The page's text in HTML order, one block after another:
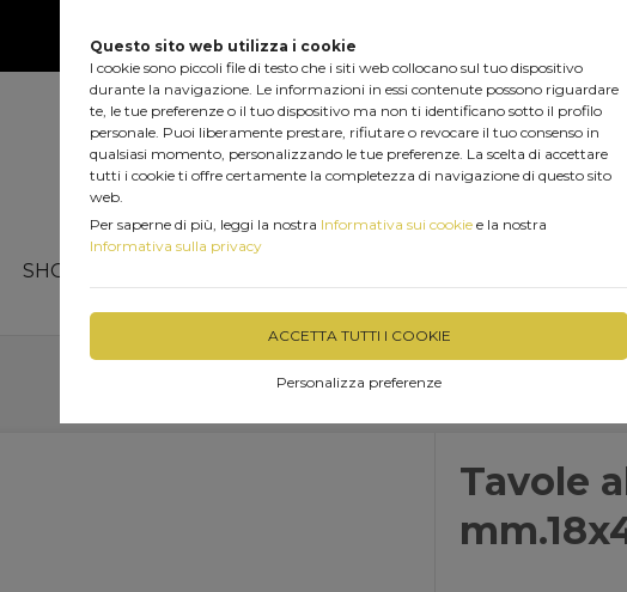
Questo sito web utilizza i cookie
I cookie sono piccoli file di testo che i siti web collocano sul tuo dispositivo
durante la navigazione. Le informazioni in essi contenute possono riguardare
te, le tue preferenze o il tuo dispositivo ma non ti identificano sotto il profilo
personale. Puoi liberamente prestare, rifiutare o revocare il tuo consenso in
qualsiasi momento, personalizzando le tue preferenze. La scelta di accettare
tutti i cookie ti offre certamente la completezza di navigazione di questo sito
web.
Per saperne di più, leggi la nostra Informativa sui cookie e la nostra
Informativa sulla privacy
ACCETTA TUTTI I COOKIE
Personalizza preferenze
SHOP
Tavole